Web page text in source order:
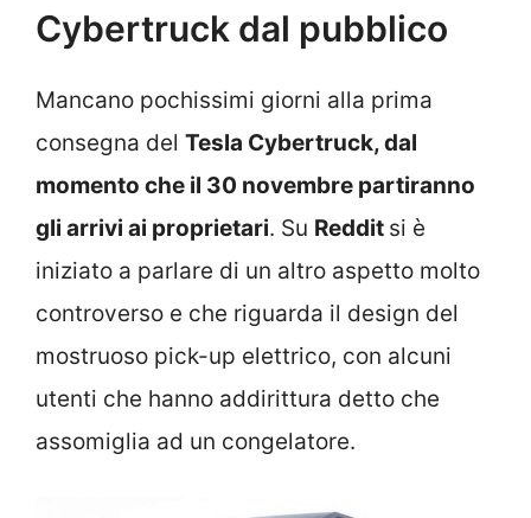
Cybertruck dal pubblico
Mancano pochissimi giorni alla prima
consegna del Tesla Cybertruck, dal
momento che il 30 novembre partiranno
gli arrivi ai proprietari. Su Reddit si è
iniziato a parlare di un altro aspetto molto
controverso e che riguarda il design del
mostruoso pick-up elettrico, con alcuni
utenti che hanno addirittura detto che
assomiglia ad un congelatore.